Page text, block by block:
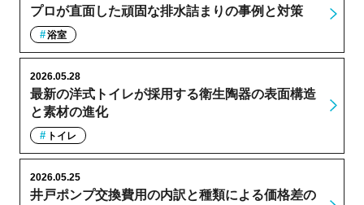
プロが直面した頑固な排水詰まりの事例と対策
浴室
最新の洋式トイレが採用する衛生陶器の表面構造
と素材の進化
2026.05.28
トイレ
井戸ポンプ交換費用の内訳と種類による価格差の
2026.05.25